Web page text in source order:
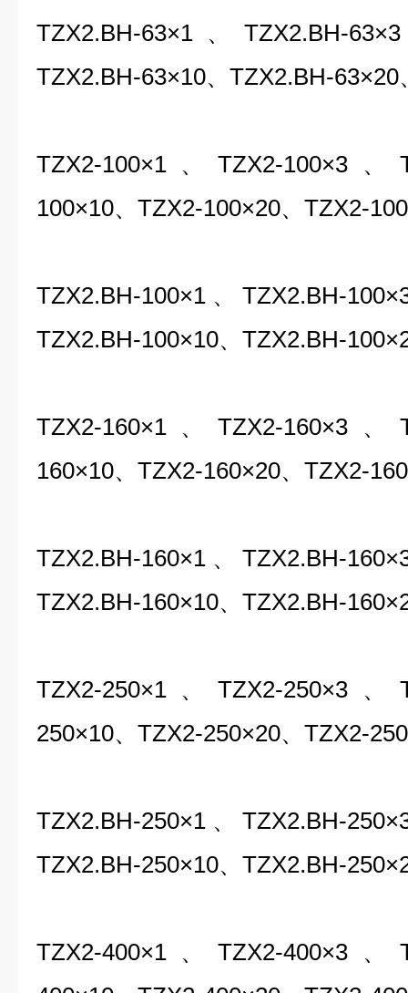
TZX2.BH-63×1、TZX2.BH-
TZX2.BH-63×10、TZX2.BH-
TZX2-100×1、TZX2-100×3、
100×10、TZX2-100×20、TZX2-
TZX2.BH-100×1、TZX2.BH-
TZX2.BH-100×10、TZX2.BH-
TZX2-160×1、TZX2-160×3、
160×10、TZX2-160×20、TZX2-
TZX2.BH-160×1、TZX2.BH-
TZX2.BH-160×10、TZX2.BH-
TZX2-250×1、TZX2-250×3、
250×10、TZX2-250×20、TZX2-
TZX2.BH-250×1、TZX2.BH-
TZX2.BH-250×10、TZX2.BH-
TZX2-400×1 、TZX2-400×3 、